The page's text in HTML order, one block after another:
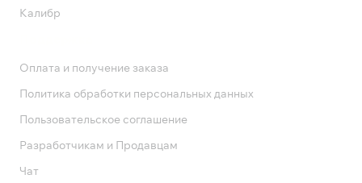
Калибр
Оплата и получение заказа
Политика обработки персональных данных
Пользовательское соглашение
Разработчикам и Продавцам
Чат